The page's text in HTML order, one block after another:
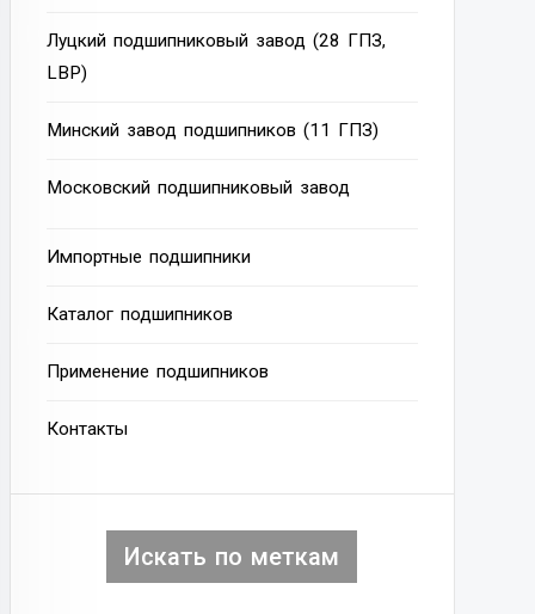
Луцкий подшипниковый завод (28 ГПЗ,
LBP)
Минский завод подшипников (11 ГПЗ)
Московский подшипниковый завод
Импортные подшипники
Каталог подшипников
Применение подшипников
Контакты
Искать по меткам